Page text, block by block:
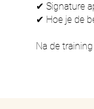
✔ Signature
✔ Hoe je de
Na de